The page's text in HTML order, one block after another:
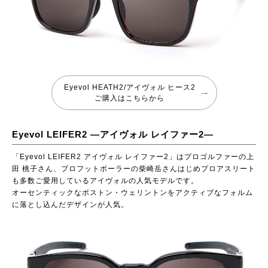
Eyevol HEATH2/アイヴォル ヒース2
ご購入はこちらから
Eyevol LEIFER2 ―アイヴォル レイファー2―
「Eyevol LEIFER2 アイヴォル レイファー2」はプロゴルファーの上
田 桃子さん、プロフットボーラーの柴崎岳さんはじめプロアスリート
も多数ご愛用しているアイヴォルの人気モデルです。
オーセンティックなボストン・ウェリントンをアクティブなフォルム
に落とし込んだデザインが人気。